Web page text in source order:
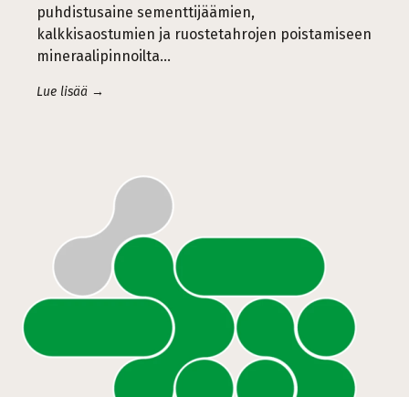
puhdistusaine sementtijäämien,
kalkkisaostumien ja ruostetahrojen poistamiseen
mineraalipinnoilta…
Lue lisää →